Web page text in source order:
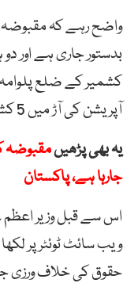
واضح رہے کہ مقبوضہ
بدستور جاری ہے اور
کشمیر کے ضلع پلوامہ
آپریشن کی آڑ میں 5 کشمیری نوجوانوں کو شہید کر دیا تھا۔
یہ بھی پڑھیںمقبوضہ
جارہا ہے، پاکستان
اس سے قبل وزیر
ویب سائٹ ٹوئٹر پر
حقوق کی خلاف ورزی